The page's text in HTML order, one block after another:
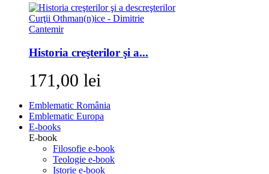
Historia creşterilor şi a...
171,00 lei
Emblematic România
Emblematic Europa
E-books
E-book
Filosofie e-book
Teologie e-book
Istorie e-book